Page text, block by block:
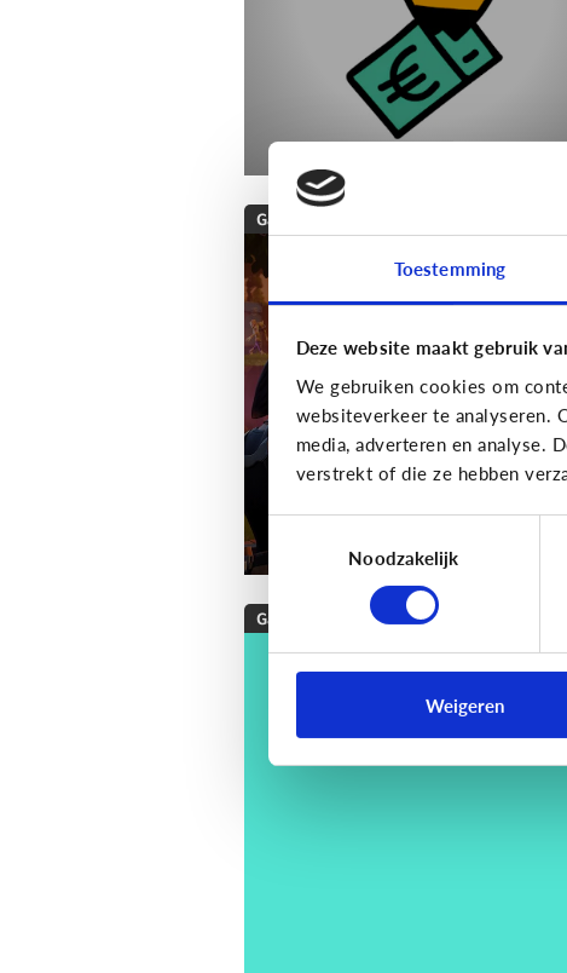
Toestemming
Deze website maakt gebruik
We gebruiken cookies om
websiteverkeer te analyseren.
media, adverteren en analyse.
verstrekt of die ze hebben
Noodzakelijk
Weigeren
Gaming
Wat is Fortnite? Alles
wat je moet weten
over deze populaire
game!
Gaming
[Checklist]Hoe kies ik
een game voor mijn
kind?